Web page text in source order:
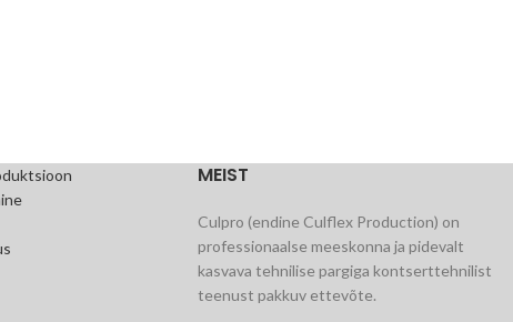
MEIST
Culpro (endine Culflex Production) on
professionaalse meeskonna ja pidevalt
kasvava tehnilise pargiga kontserttehnilist
teenust pakkuv ettevõte.